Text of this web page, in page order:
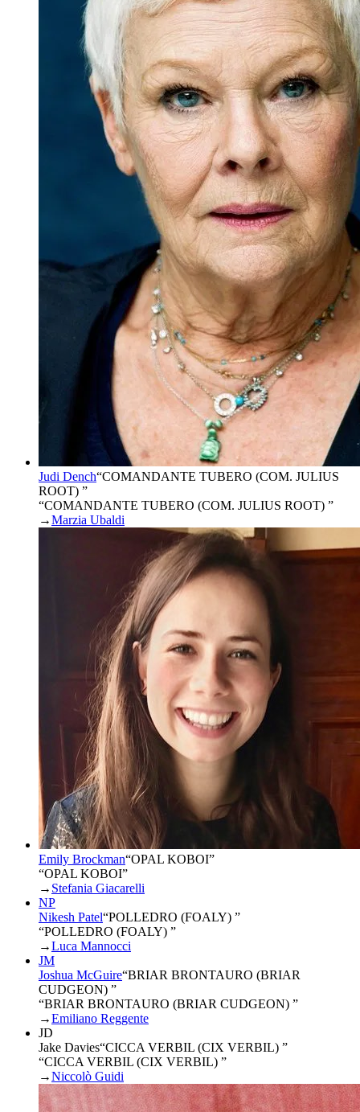
Judi Dench“COMANDANTE TUBERO (COM. JULIUS
ROOT) ”
“COMANDANTE TUBERO (COM. JULIUS ROOT) ”
→Marzia Ubaldi
Emily Brockman“OPAL KOBOI”
“OPAL KOBOI”
→ Stefania Giacarelli
NP
Nikesh Patel“POLLEDRO (FOALY) ”
“POLLEDRO (FOALY) ”
→Luca Mannocci
JM
Joshua McGuire“BRIAR BRONTAURO (BRIAR
CUDGEON) ”
“BRIAR BRONTAURO (BRIAR CUDGEON) ”
→Emiliano Reggente
JD
Jake Davies“CICCA VERBIL (CIX VERBIL) ”
“CICCA VERBIL (CIX VERBIL) ”
→Niccolò Guidi